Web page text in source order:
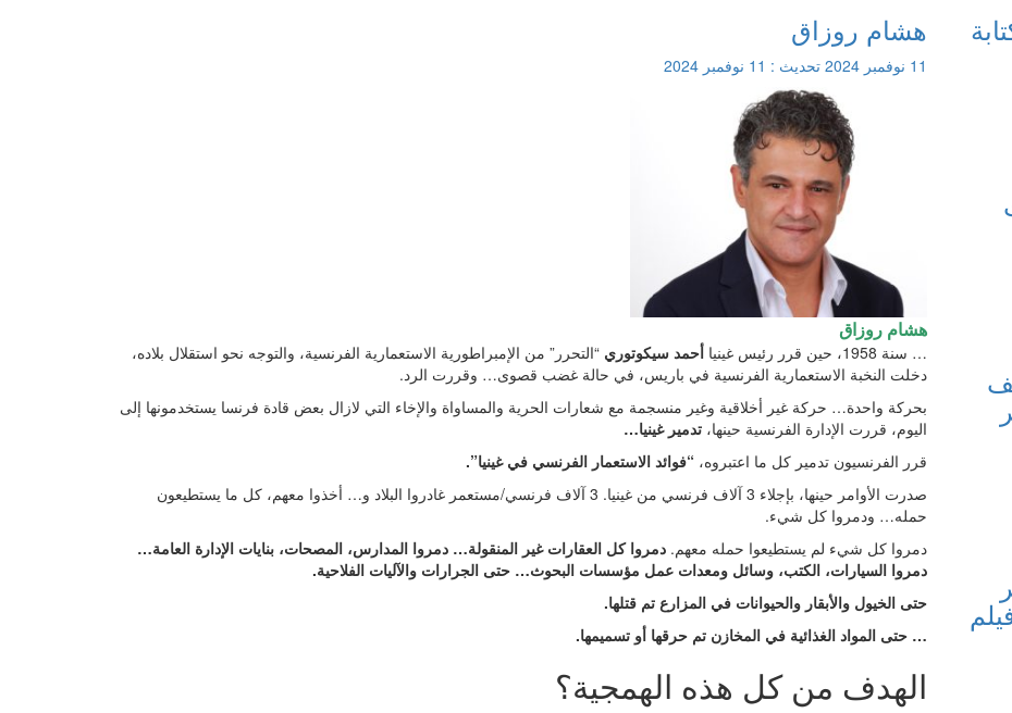
هشام روزاق
11 نوفمبر 2024 تحديث : 11 نوفمبر 2024
هشام روزاق
… سنة 1958، حين قرر رئيس غينيا أحمد سيكوتوري “التحرر” من الإمبراطورية الاستعمارية الفرنسية، والتوجه نحو استقلال بلاده،
دخلت النخبة الاستعمارية الفرنسية في باريس، في حالة غضب قصوى… وقررت الرد.
بحركة واحدة… حركة غير أخلاقية وغير منسجمة مع شعارات الحرية والمساواة والإخاء التي لازال بعض قادة فرنسا يستخدمونها إلى
اليوم، قررت الإدارة الفرنسية حينها، تدمير غينيا…
قرر الفرنسيون تدمير كل ما اعتبروه، “فوائد الاستعمار الفرنسي في غينيا”.
صدرت الأوامر حينها، بإجلاء 3 آلاف فرنسي من غينيا. 3 آلاف فرنسي/مستعمر غادروا البلاد و… أخذوا معهم، كل ما يستطيعون
حمله… ودمروا كل شيء.
دمروا كل شيء لم يستطيعوا حمله معهم. دمروا كل العقارات غير المنقولة… دمروا المدارس، المصحات، بنايات الإدارة العامة…
دمروا السيارات، الكتب، وسائل ومعدات عمل مؤسسات البحوث… حتى الجرارات والآليات الفلاحية.
حتى الخيول والأبقار والحيوانات في المزارع تم قتلها.
… حتى المواد الغذائية في المخازن تم حرقها أو تسميمها.
الهدف من كل هذه الهمجية؟